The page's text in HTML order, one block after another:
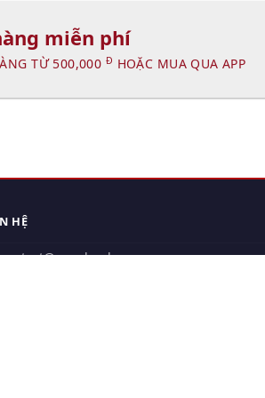
miễn phí
TỪ 500,000 Đ HOẶC MUA QUA APP
HỆ
contact@xuanhanh.vn